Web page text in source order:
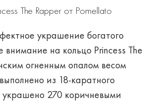
The Rapper от Pomellato
украшение богатого
внимание на кольцо Princess The
огненным опалом весом
из 18-каратного
украшено 270 коричневыми